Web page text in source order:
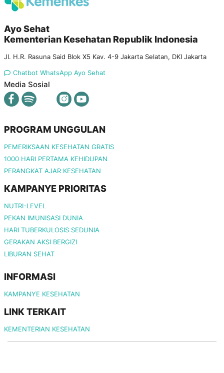
Ayo Sehat
Kementerian Kesehatan Republik Indonesia
Jl. H.R. Rasuna Said Blok X5 Kav. 4-9 Jakarta Selatan, DKI Jakarta
Chatbot WhatsApp Ayo Sehat
Media Sosial
PROGRAM UNGGULAN
PEMERIKSAAN KESEHATAN GRATIS
1000 HARI PERTAMA KEHIDUPAN
PERANGKAT AJAR KESEHATAN
KAMPANYE PRIORITAS
NUTRI-LEVEL
PEKAN IMUNISASI DUNIA
HARI TUBERKULOSIS SEDUNIA
GERAKAN AKSI BERGIZI
LIBURAN SEHAT
INFORMASI
KAMPANYE KESEHATAN
LINK TERKAIT
KEMENTERIAN KESEHATAN